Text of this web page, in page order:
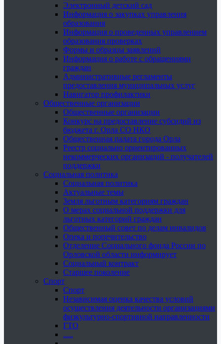
Электронный детский сад
Информация о закупках управления
образования
Информация о проведенных управлением
образования проверках
Формы и образцы заявлений
Информация о работе с обращениями
граждан
Административные регламенты
предоставления муниципальных услуг
Навигатор профилактики
Общественные организации
Общественные организации
Конкурс на предоставление субсидий из
бюджета г. Орла СО НКО
Общественная палата города Орла
Реестр социально ориентированных
некоммерческих организаций - получателей
поддержки
Социальная политика
Социальная политика
Актуальные темы
Земля льготным категориям граждан
О мерах социальной поддержки для
льготных категорий граждан
Общественный совет по делам инвалидов
Опека и попечительство
Отделение Социального фонда России по
Орловской области информирует
Социальный контракт
Старшее поколение
Спорт
Спорт
Независимая оценка качества условий
осуществления деятельности организациями
физкультурно-спортивной направленности
ГТО
.....